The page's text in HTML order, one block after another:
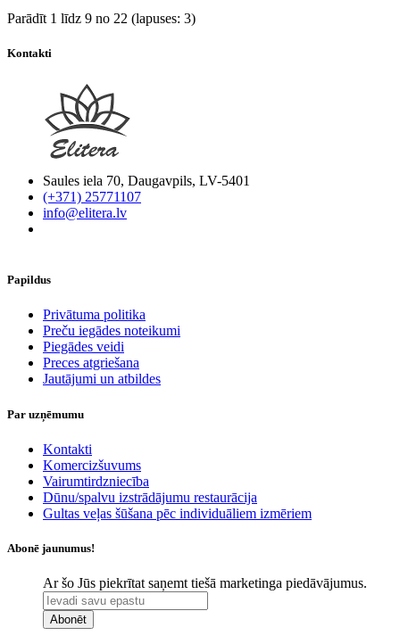
Parādīt 1 līdz 9 no 22 (lapuses: 3)
Kontakti
Saules iela 70, Daugavpils, LV-5401
(+371) 25771107
info@elitera.lv
Papildus
​Privātuma politika
Preču iegādes noteikumi
Piegādes veidi
Preces atgriešana
Jautājumi un atbildes
Par uzņēmumu
Kontakti
Komercizšuvums
Vairumtirdzniecība
Dūnu/spalvu izstrādājumu restaurācija
Gultas veļas šūšana pēc individuāliem izmēriem
Abonē jaunumus!
Ar šo Jūs piekrītat saņemt tiešā marketinga piedāvājumus.
Abonēt